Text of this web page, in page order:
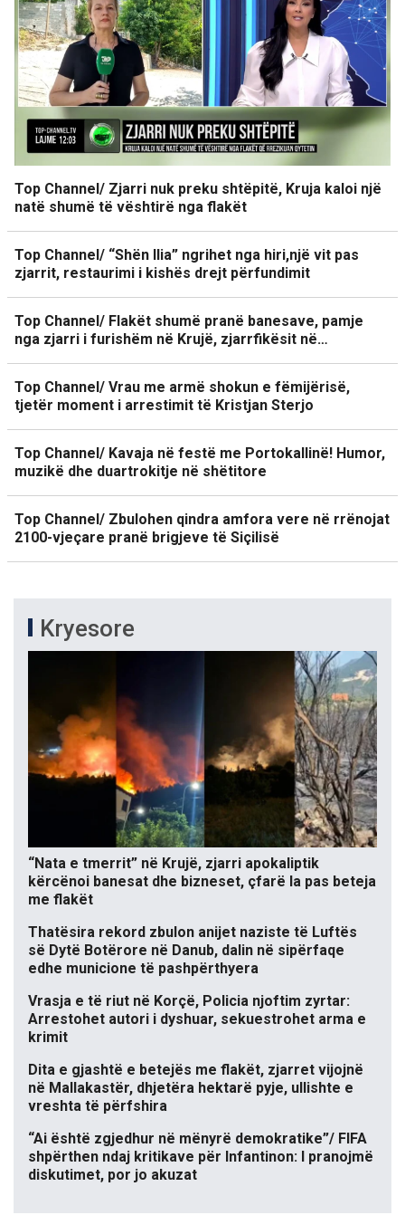
Top Channel/ Zjarri nuk preku shtëpitë, Kruja kaloi një
natë shumë të vështirë nga flakët
Top Channel/ “Shën Ilia” ngrihet nga hiri,një vit pas
zjarrit, restaurimi i kishës drejt përfundimit
Top Channel/ Flakët shumë pranë banesave, pamje
nga zjarri i furishëm në Krujë, zjarrfikësit në…
Top Channel/ Vrau me armë shokun e fëmijërisë,
tjetër moment i arrestimit të Kristjan Sterjo
Top Channel/ Kavaja në festë me Portokallinë! Humor,
muzikë dhe duartrokitje në shëtitore
Top Channel/ Zbulohen qindra amfora vere në rrënojat
2100-vjeçare pranë brigjeve të Siçilisë
Kryesore
“Nata e tmerrit” në Krujë, zjarri apokaliptik
kërcënoi banesat dhe bizneset, çfarë la pas beteja
me flakët
Thatësira rekord zbulon anijet naziste të Luftës
së Dytë Botërore në Danub, dalin në sipërfaqe
edhe municione të pashpërthyera
Vrasja e të riut në Korçë, Policia njoftim zyrtar:
Arrestohet autori i dyshuar, sekuestrohet arma e
krimit
Dita e gjashtë e betejës me flakët, zjarret vijojnë
në Mallakastër, dhjetëra hektarë pyje, ullishte e
vreshta të përfshira
“Ai është zgjedhur në mënyrë demokratike”/ FIFA
shpërthen ndaj kritikave për Infantinon: I pranojmë
diskutimet, por jo akuzat